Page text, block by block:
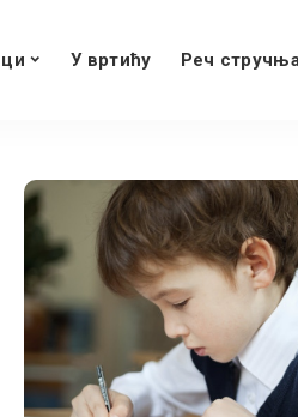
У вртићу Реч